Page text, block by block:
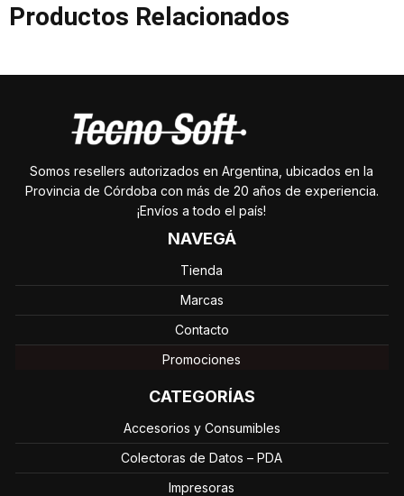
Productos Relacionados
Somos resellers autorizados en Argentina, ubicados en la
Provincia de Córdoba con más de 20 años de experiencia.
¡Envíos a todo el país!
NAVEGÁ
Tienda
Marcas
Contacto
Promociones
CATEGORÍAS
Accesorios y Consumibles
Colectoras de Datos – PDA
Impresoras